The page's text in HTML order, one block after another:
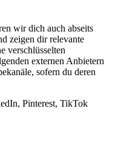
wir dich auch abseits
zeigen dir relevante
verschlüsselten
externen Anbietern
sofern du deren
Pinterest, TikTok